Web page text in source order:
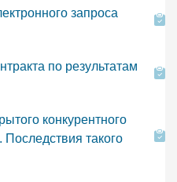
запроса
по результатам
конкурентного
такого